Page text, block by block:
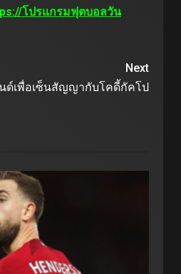
โปรแกรมฟุตบอลวัน
Next
นด์เพื่อเซ็นสัญญากับโคดี้กัคโป